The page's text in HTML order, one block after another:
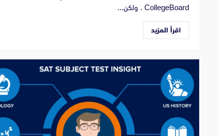
CollegeBoard . ولكن...
اقرأ المزيد